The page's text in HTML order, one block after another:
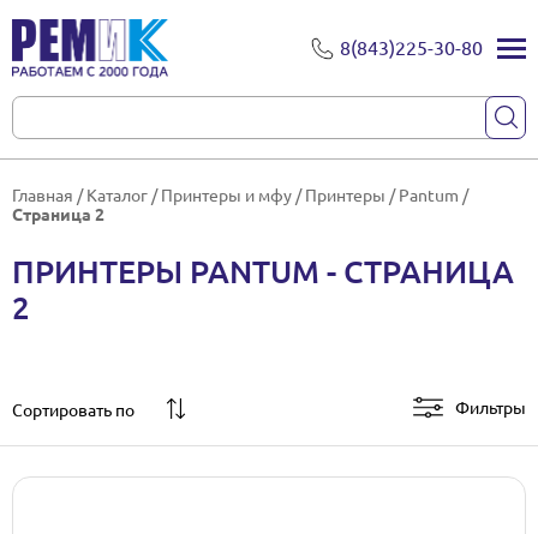
8(843)225-30-80
Главная /Каталог /Принтеры и мфу /Принтеры /Pantum /
Страница 2
ПРИНТЕРЫ PANTUM - СТРАНИЦА
2
Сортировать по Фильтры